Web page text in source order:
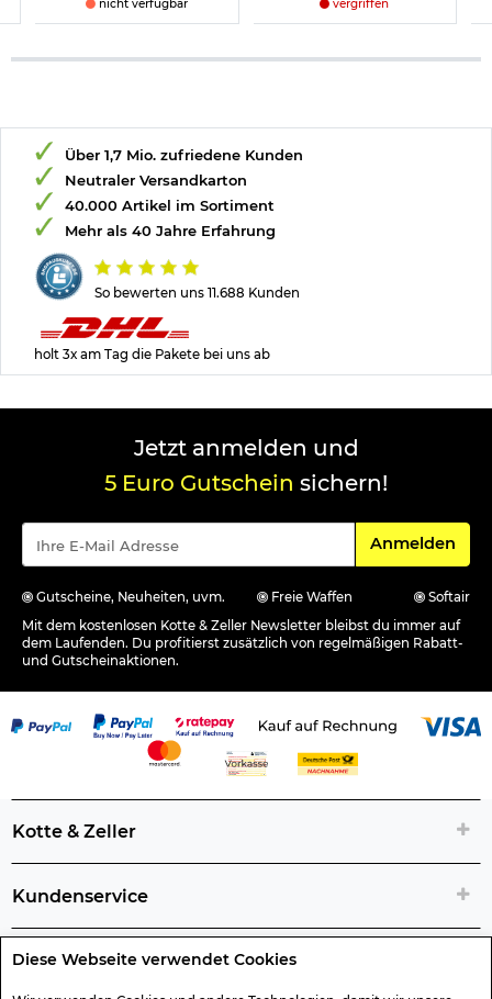
Diese Webseite verwendet Cookies
nicht verfügbar vergriffen
So bewerten uns 11.688 Kunden
Über 1,7 Mio. zufriedene Kunden
Neutraler Versandkarton
40.000 Artikel im Sortiment
Mehr als 40 Jahre Erfahrung
holt 3x am Tag die Pakete bei uns ab
Jetzt anmelden und
5 Euro Gutschein sichern!
Für den
Anmelden
Gutscheine, Neuheiten, uvm. Freie Waffen
Softair
Mit dem kostenlosen Kotte & Zeller Newsletter bleibst du immer auf
dem Laufenden. Du profitierst zusätzlich von regelmäßigen Rabatt-
und Gutscheinaktionen.
Kotte & Zeller
Kundenservice
Rechtliche Artikelinfos